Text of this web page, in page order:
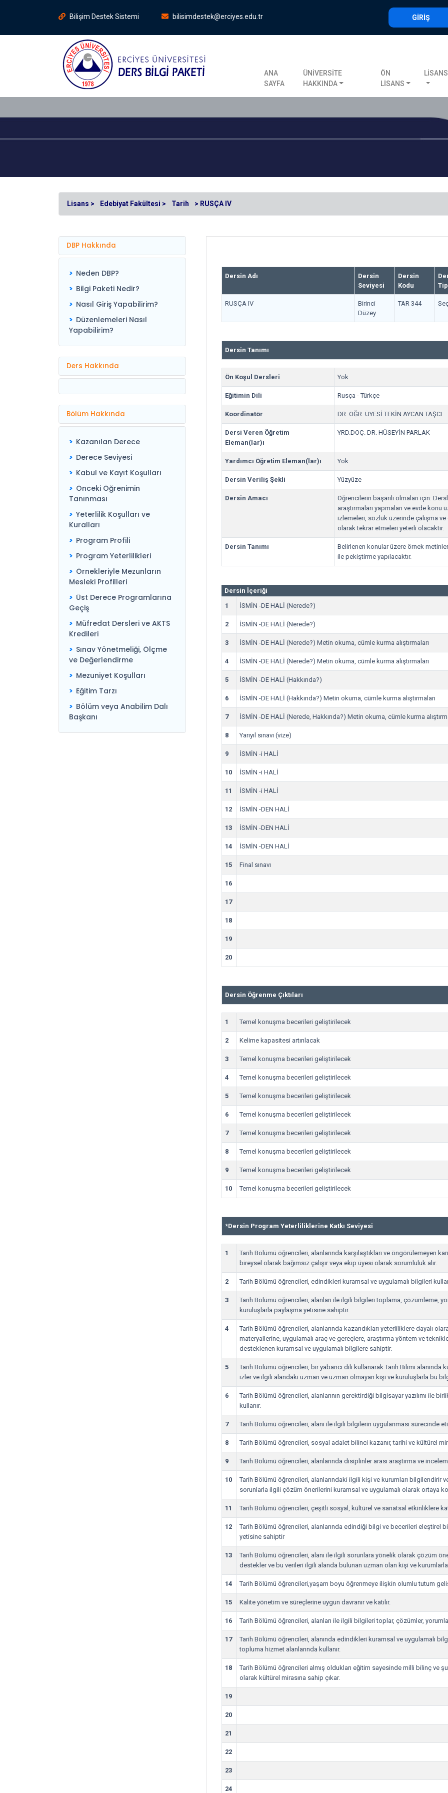
Bilişim Destek Sistemi bilisimdestek@erciyes.edu.tr GİRİŞ
ANA
SAYFA
ÜNİVERSİTE
HAKKINDA
ÖN
LİSANS
LİSANS
Lisans > Edebiyat Fakültesi > Tarih > RUSÇA IV
DBP Hakkında
Neden DBP?
Bilgi Paketi Nedir?
Nasıl Giriş Yapabilirim?
Düzenlemeleri Nasıl
Yapabilirim?
Ders Hakkında
Bölüm Hakkında
Kazanılan Derece
Derece Seviyesi
Kabul ve Kayıt Koşulları
Önceki Öğrenimin
Tanınması
Yeterlilik Koşulları ve
Kuralları
Program Profili
Program Yeterlilikleri
Örnekleriyle Mezunların
Mesleki Profilleri
Üst Derece Programlarına
Geçiş
Müfredat Dersleri ve AKTS
Kredileri
Sınav Yönetmeliği, Ölçme
ve Değerlendirme
Mezuniyet Koşulları
Eğitim Tarzı
Bölüm veya Anabilim Dalı
Başkanı
Dersin Adı
Dersin
Seviyesi
Dersin
Kodu
RUSÇA IV
Birinci
Düzey
TAR 344
Dersin Tanımı
Ön Koşul Dersleri Yok
Eğitimin Dili Rusça - Türkçe
Koordinatör DR. ÖĞR. ÜYESİ TEKİN AYCAN TAŞCI
Dersi Veren Öğretim
Eleman(lar)ı
YRD.DOÇ. DR. HÜSEYİN PARLAK
Yardımcı Öğretim Eleman(lar)ı Yok
Dersin Veriliş Şekli Yüzyüze
Dersin Amacı
Öğrencilerin başarılı olmaları için:
araştırmaları yapmaları ve evde konu
izlemeleri, sözlük üzerinde çalışma
olarak tekrar etmeleri yeterli olacaktır.
Dersin Tanımı
Belirlenen konular üzere örnek
ile pekiştirme yapılacaktır.
Dersin İçeriği
1
İSMİN -DE HALİ (Nerede?)
2 İSMİN -DE HALİ (Nerede?)
3 İSMİN -DE HALİ (Nerede?) Metin okuma, cümle kurma alıştırmaları
4 İSMİN -DE HALİ (Nerede?) Metin okuma, cümle kurma alıştırmaları
5 İSMİN -DE HALİ (Hakkında?)
6 İSMİN -DE HALİ (Hakkında?) Metin okuma, cümle kurma alıştırmaları
7 İSMİN -DE HALİ (Nerede, Hakkında?) Metin okuma, cümle kurma
8 Yarıyıl sınavı (vize)
9 İSMİN -i HALİ
10 İSMİN -i HALİ
11 İSMİN -i HALİ
12 İSMİN -DEN HALİ
13 İSMİN -DEN HALİ
14 İSMİN -DEN HALİ
15 Final sınavı
16
17
18
19
20
Dersin Öğrenme Çıktıları
1 Temel konuşma becerileri geliştirilecek
2 Kelime kapasitesi artırılacak
3 Temel konuşma becerileri geliştirilecek
4 Temel konuşma becerileri geliştirilecek
5 Temel konuşma becerileri geliştirilecek
6 Temel konuşma becerileri geliştirilecek
7 Temel konuşma becerileri geliştirilecek
8 Temel konuşma becerileri geliştirilecek
9 Temel konuşma becerileri geliştirilecek
10 Temel konuşma becerileri geliştirilecek
*Dersin Program Yeterliliklerine Katkı Seviyesi
1
Tarih Bölümü öğrencileri, alanlarında karşılaştıkları ve öngörülemeyen
bireysel olarak bağımsız çalışır veya ekip üyesi olarak sorumluluk alır.
2 Tarih Bölümü öğrencileri, edindikleri kuramsal ve uygulamalı bilgileri
3
Tarih Bölümü öğrencileri, alanları ile ilgili bilgileri toplama, çözümleme,
kuruluşlarla paylaşma yetisine sahiptir.
4
Tarih Bölümü öğrencileri, alanlarında kazandıkları yeterliliklere dayalı
materyallerine, uygulamalı araç ve gereçlere, araştırma yöntem ve
desteklenen kuramsal ve uygulamalı bilgilere sahiptir.
5
Tarih Bölümü öğrencileri, bir yabancı dili kullanarak Tarih Bilimi alanında
izler ve ilgili alandaki uzman ve uzman olmayan kişi ve kuruluşlarla bu
6
Tarih Bölümü öğrencileri, alanlarının gerektirdiği bilgisayar yazılımı ile
kullanır.
7 Tarih Bölümü öğrencileri, alanı ile ilgili bilgilerin uygulanması sürecinde
8 Tarih Bölümü öğrencileri, sosyal adalet bilinci kazanır, tarihi ve kültürel
9 Tarih Bölümü öğrencileri, alanlarında disiplinler arası araştırma ve
10
Tarih Bölümü öğrencileri, alanlarındaki ilgili kişi ve kurumları bilgilendirir
sorunlarla ilgili çözüm önerilerini kuramsal ve uygulamalı olarak ortaya
11 Tarih Bölümü öğrencileri, çeşitli sosyal, kültürel ve sanatsal etkinliklere
12
Tarih Bölümü öğrencileri, alanlarında edindiği bilgi ve becerileri eleştirel
yetisine sahiptir
13
Tarih Bölümü öğrencileri, alanı ile ilgili sorunlara yönelik olarak çözüm
destekler ve bu verileri ilgili alanda bulunan uzman olan kişi ve
14 Tarih Bölümü öğrencileri,yaşam boyu öğrenmeye ilişkin olumlu tutum
15 Kalite yönetim ve süreçlerine uygun davranır ve katılır.
16 Tarih Bölümü öğrencileri, alanları ile ilgili bilgileri toplar, çözümler,
17
Tarih Bölümü öğrencileri, alanında edindikleri kuramsal ve uygulamalı
topluma hizmet alanlarında kullanır.
18
Tarih Bölümü öğrencileri almış oldukları eğitim sayesinde milli bilinç ve
olarak kültürel mirasına sahip çıkar.
19
20
21
22
23
24